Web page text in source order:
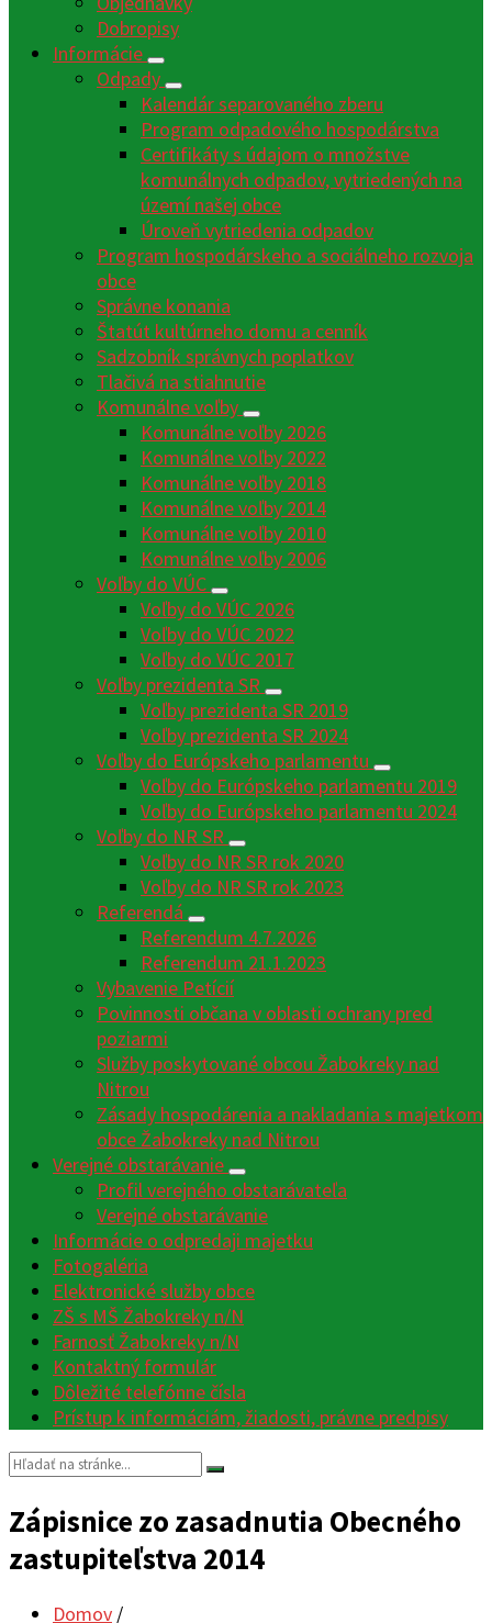
Dobropisy
Informácie
Odpady
Kalendár separovaného zberu
Program odpadového hospodárstva
Certifikáty s údajom o množstve
komunálnych odpadov, vytriedených na
území našej obce
Úroveň vytriedenia odpadov
Program hospodárskeho a sociálneho rozvoja
obce
Správne konania
Štatút kultúrneho domu a cenník
Sadzobník správnych poplatkov
Tlačivá na stiahnutie
Komunálne voľby
Komunálne voľby 2026
Komunálne voľby 2022
Komunálne voľby 2018
Komunálne voľby 2014
Komunálne voľby 2010
Komunálne voľby 2006
Voľby do VÚC
Voľby do VÚC 2026
Voľby do VÚC 2022
Voľby do VÚC 2017
Voľby prezidenta SR
Voľby prezidenta SR 2019
Voľby prezidenta SR 2024
Voľby do Európskeho parlamentu
Voľby do Európskeho parlamentu 2019
Voľby do Európskeho parlamentu 2024
Voľby do NR SR
Voľby do NR SR rok 2020
Voľby do NR SR rok 2023
Referendá
Referendum 4.7.2026
Referendum 21.1.2023
Vybavenie Petícií
Povinnosti občana v oblasti ochrany pred
poziarmi
Služby poskytované obcou Žabokreky nad
Nitrou
Zásady hospodárenia a nakladania s majetkom
obce Žabokreky nad Nitrou
Verejné obstarávanie
Profil verejného obstarávateľa
Verejné obstarávanie
Informácie o odpredaji majetku
Fotogaléria
Elektronické služby obce
ZŠ s MŠ Žabokreky n/N
Farnosť Žabokreky n/N
Kontaktný formulár
Dôležité telefónne čísla
Prístup k informáciám, žiadosti, právne predpisy
Vyhľadávanie:
Zápisnice zo zasadnutia Obecného
zastupiteľstva 2014
Domov /